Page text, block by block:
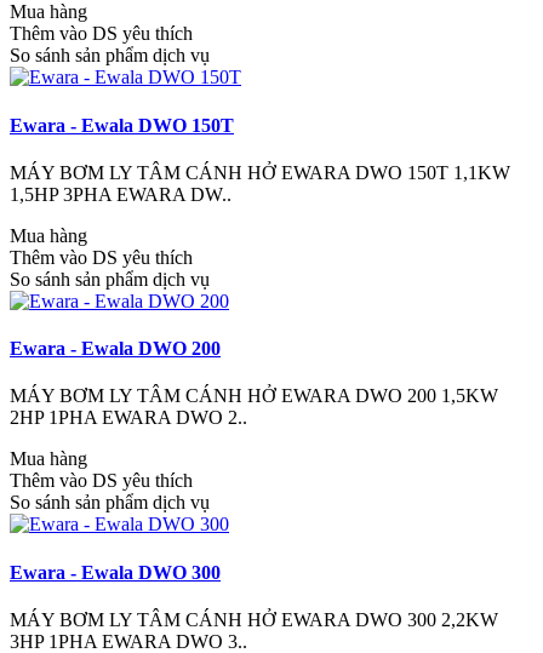
Mua hàng
Thêm vào DS yêu thích
So sánh sản phẩm dịch vụ
Ewara - Ewala DWO 150T
MÁY BƠM LY TÂM CÁNH HỞ EWARA DWO 150T 1,1KW
1,5HP 3PHA EWARA DW..
Mua hàng
Thêm vào DS yêu thích
So sánh sản phẩm dịch vụ
Ewara - Ewala DWO 200
MÁY BƠM LY TÂM CÁNH HỞ EWARA DWO 200 1,5KW
2HP 1PHA EWARA DWO 2..
Mua hàng
Thêm vào DS yêu thích
So sánh sản phẩm dịch vụ
Ewara - Ewala DWO 300
MÁY BƠM LY TÂM CÁNH HỞ EWARA DWO 300 2,2KW
3HP 1PHA EWARA DWO 3..